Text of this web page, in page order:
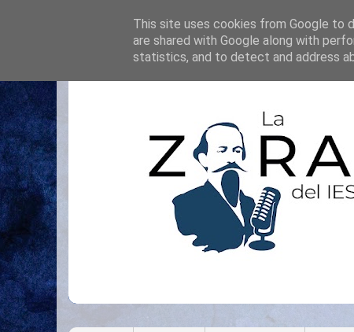
This site uses cookies from Google to
are shared with Google along with
statistics, and to detect and address